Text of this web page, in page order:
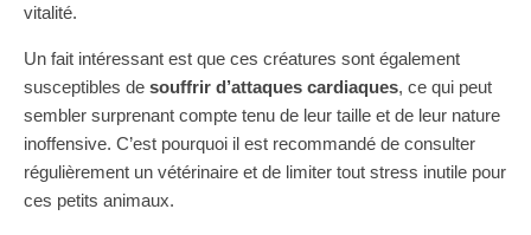
vitalité.
Un fait intéressant est que ces créatures sont également
susceptibles de souffrir d’attaques cardiaques, ce qui peut
sembler surprenant compte tenu de leur taille et de leur nature
inoffensive. C’est pourquoi il est recommandé de consulter
régulièrement un vétérinaire et de limiter tout stress inutile pour
ces petits animaux.